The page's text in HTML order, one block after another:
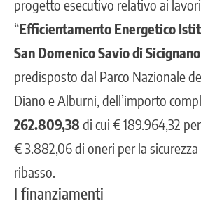
progetto esecutivo relativo ai
“Efficientamento Energetico
San Domenico Savio di
predisposto dal Parco Nazionale
Diano e Alburni, dell’importo
262.809,38 di cui € 189.964,32
€ 3.882,06 di oneri per la
ribasso.
I finanziamenti